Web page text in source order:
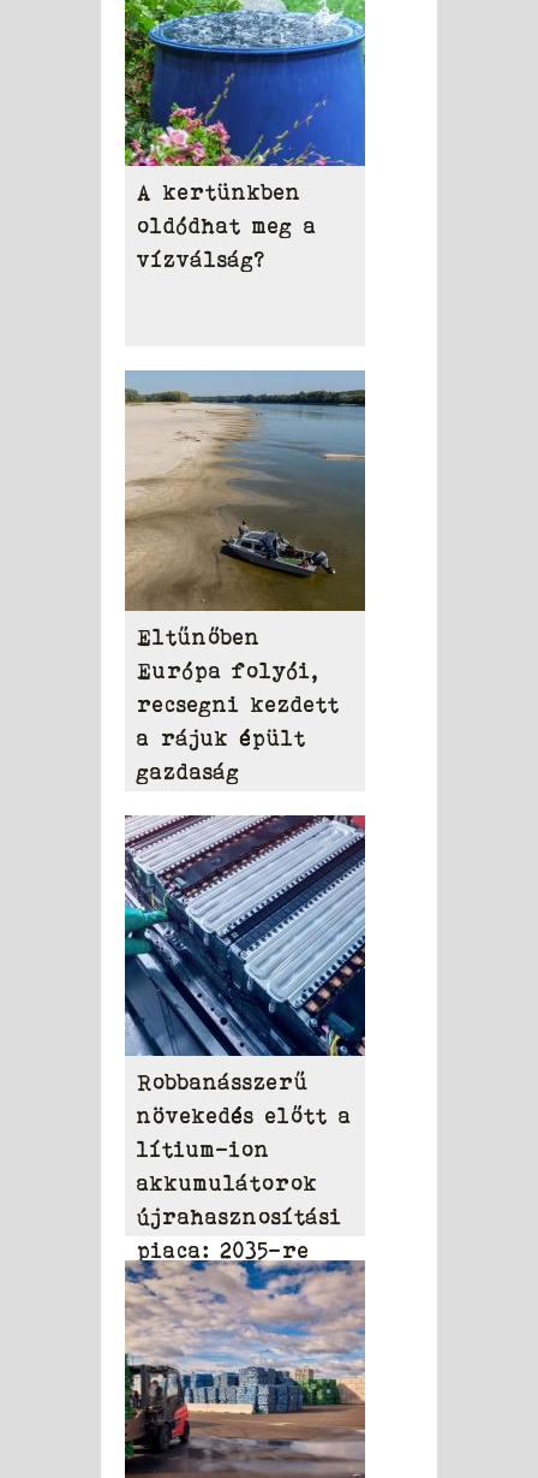
A kertünkben
oldódhat meg a
vízválság?
Eltűnőben
Európa folyói,
recsegni kezdett
a rájuk épült
gazdaság
Robbanásszerű
növekedés előtt a
lítium-ion
akkumulátorok
újrahasznosítási
piaca: 2035-re
elérheti a 31,95
milliárd dollárt